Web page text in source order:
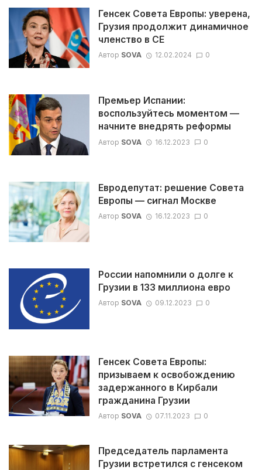
Генсек Совета Европы: уверена,
Грузия продолжит динамичное
членство в СЕ
Автор SOVA 12.02.2024 0
Премьер Испании:
воспользуйтесь моментом —
начните внедрять реформы
Автор SOVA 16.12.2023 0
Евродепутат: решение Совета
Европы — сигнал Москве
Автор SOVA 16.12.2023 0
России напомнили о долге к
Грузии в 133 миллиона евро
Автор SOVA 09.12.2023 0
Генсек Совета Европы:
призываем к освобождению
задержанного в Кирбали
гражданина Грузии
Автор SOVA 07.11.2023 0
Председатель парламента
Грузии встретился с генсеком